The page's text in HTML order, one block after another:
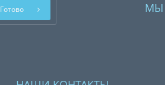
Готово МЫ